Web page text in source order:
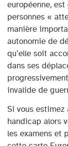
européenne,
personnes «
manière
autonomie de
qu’elle soit
dans ses
invalide de
Si vous
handicap alors
les examens et